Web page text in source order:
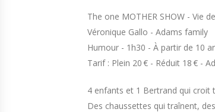
The one MOTHER SHOW - Vie
Véronique Gallo - Adams family
Humour - 1h30 - À partir de 10
Tarif : Plein 20 € - Réduit 18 € -
4 enfants et 1 Bertrand qui croit
Des chaussettes qui traînent,